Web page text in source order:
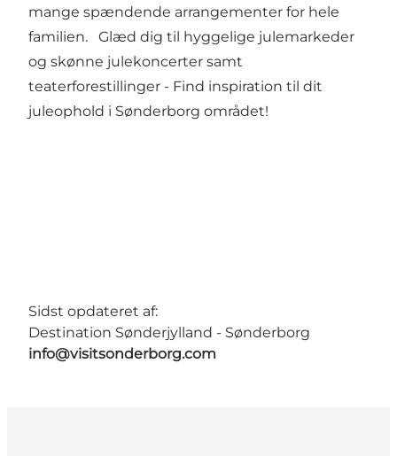
mange spændende arrangementer for hele
familien. Glæd dig til hyggelige julemarkeder
og skønne julekoncerter samt
teaterforestillinger - Find inspiration til dit
juleophold i Sønderborg området!
Sidst opdateret af:
Destination Sønderjylland - Sønderborg
info@visitsonderborg.com